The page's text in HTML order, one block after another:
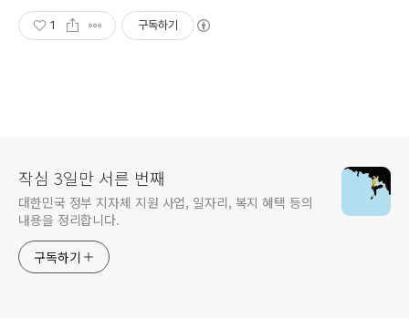
1 구독하기
작심 3일만 서른 번째
대한민국 정부 지자체 지원 사업, 일자리, 복지 혜택 등의
내용을 정리합니다.
구독하기